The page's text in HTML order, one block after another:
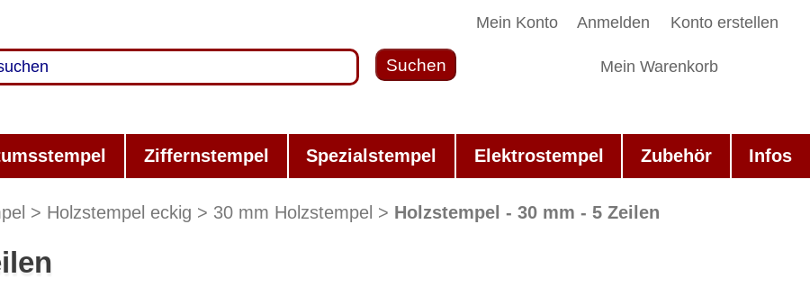
Mein Konto Anmelden Konto erstellen
Mein Warenkorb
Suchen
Ziffernstempel Spezialstempel Elektrostempel Zubehör Infos
Holzstempel eckig 30 mm Holzstempel Holzstempel - 30 mm - 5 Zeilen